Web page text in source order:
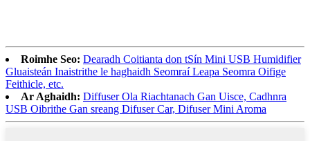
Roimhe Seo: Dearadh Coitianta don tSín Mini USB Humidifier
Gluaisteán Inaistrithe le haghaidh Seomraí Leapa Seomra Oifige
Feithicle, etc.
Ar Aghaidh: Diffuser Ola Riachtanach Gan Uisce, Cadhnra
USB Oibrithe Gan sreang Difuser Car, Difuser Mini Aroma